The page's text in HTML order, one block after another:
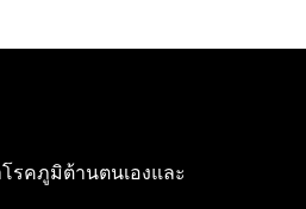
รคภูมิต้านตนเองและ